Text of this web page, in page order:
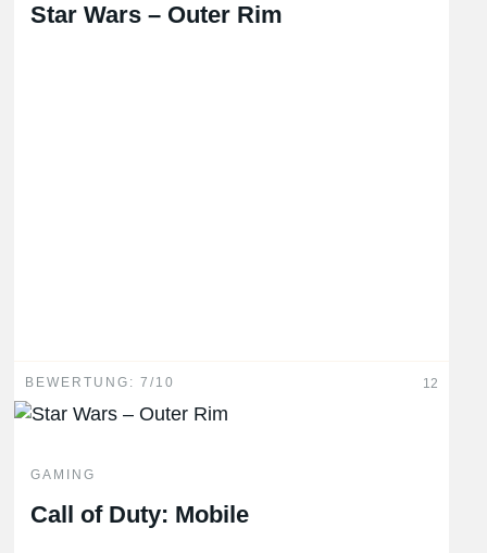
Star Wars – Outer Rim
BEWERTUNG: 7/10 12
GAMING
Call of Duty: Mobile